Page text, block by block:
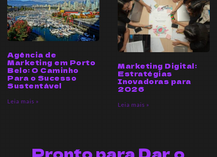
Agência de
Marketing em Porto
Belo: O Caminho
Para o Sucesso
Sustentável
Leia mais »
Marketing Digital:
Estratégias
Inovadoras para
2026
Leia mais »